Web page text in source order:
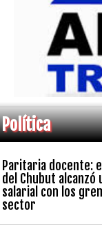
Política
Paritaria docente:
del Chubut alcanzó
salarial con los
sector